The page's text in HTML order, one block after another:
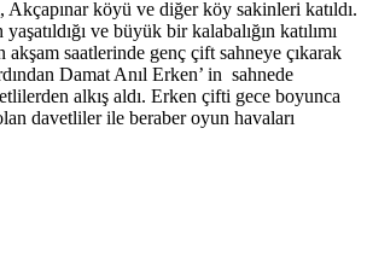
köyü ve diğer köy sakinleri katıldı.
ve büyük bir kalabalığın katılımı
saatlerinde genç çift sahneye çıkarak
Damat Anıl Erken’ in sahnede
alkış aldı. Erken çifti gece boyunca
davetliler ile beraber oyun havaları